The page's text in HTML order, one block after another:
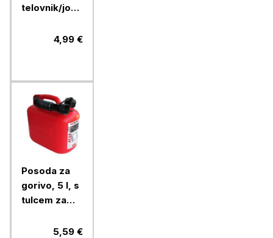
telovnik/jopič,
4,99 €
Posoda za
gorivo, 5 l, s
tulcem za
5,59 €